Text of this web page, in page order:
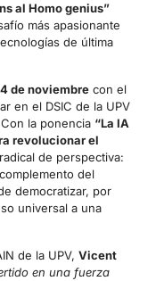
al Homo genius”
más apasionante
de última
4 de noviembrecon el
en el DSIC de la UPV
la ponencia “La IA
revolucionar el
de perspectiva:
del
democratizar, por
universal a una
de la UPV, Vicent
en una fuerza